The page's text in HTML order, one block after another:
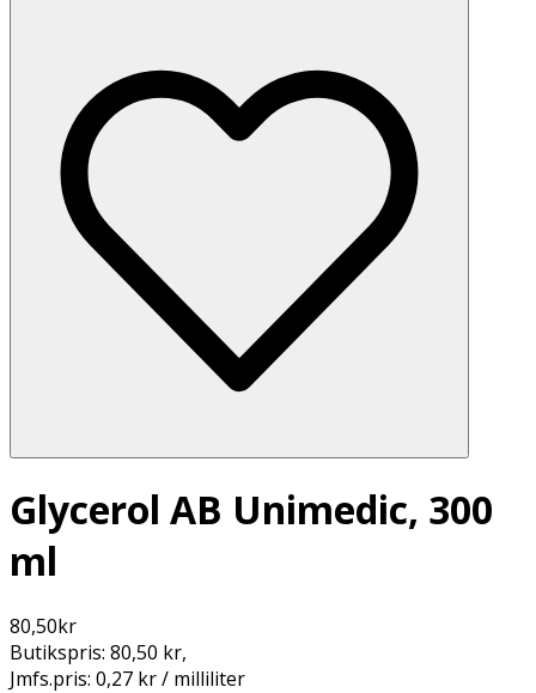
Glycerol AB Unimedic, 300
ml
80,50kr
Butikspris: 80,50 kr,
Jmfs.pris: 0,27 kr / milliliter